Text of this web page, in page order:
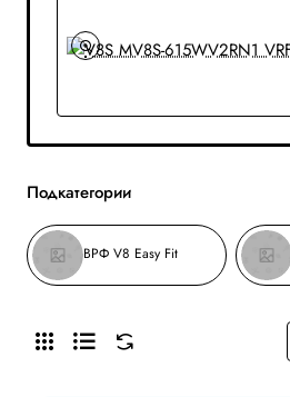
Подкатегории
ВРФ V8 Easy Fit